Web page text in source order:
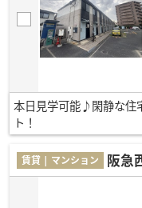
本日見学可能♪閑静な住
ト！
賃貸 | マンション 阪急